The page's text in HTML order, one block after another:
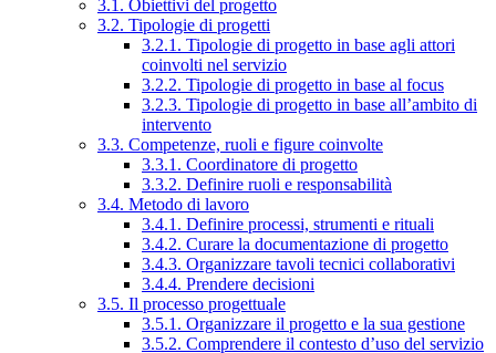
3.1. Obiettivi del progetto
3.2. Tipologie di progetti
3.2.1. Tipologie di progetto in base agli attori
coinvolti nel servizio
3.2.2. Tipologie di progetto in base al focus
3.2.3. Tipologie di progetto in base all’ambito di
intervento
3.3. Competenze, ruoli e figure coinvolte
3.3.1. Coordinatore di progetto
3.3.2. Definire ruoli e responsabilità
3.4. Metodo di lavoro
3.4.1. Definire processi, strumenti e rituali
3.4.2. Curare la documentazione di progetto
3.4.3. Organizzare tavoli tecnici collaborativi
3.4.4. Prendere decisioni
3.5. Il processo progettuale
3.5.1. Organizzare il progetto e la sua gestione
3.5.2. Comprendere il contesto d’uso del servizio